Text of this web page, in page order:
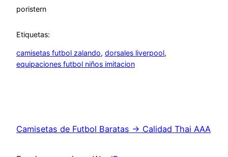
poristern
Etiquetas:
camisetas futbol zalando, dorsales liverpool
equipaciones futbol niños imitacion
Camisetas de Futbol Baratas → Calidad Thai AAA